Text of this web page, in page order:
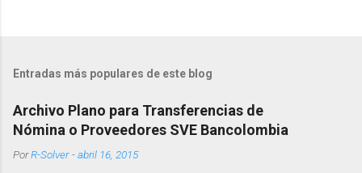
Entradas más populares de este blog
Archivo Plano para Transferencias de
Nómina o Proveedores SVE Bancolombia
PorR-Solver -abril 16, 2015